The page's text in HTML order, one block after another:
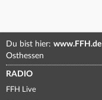
Du bist hier: www.FFH.de
Osthessen
RADIO
FFH Live